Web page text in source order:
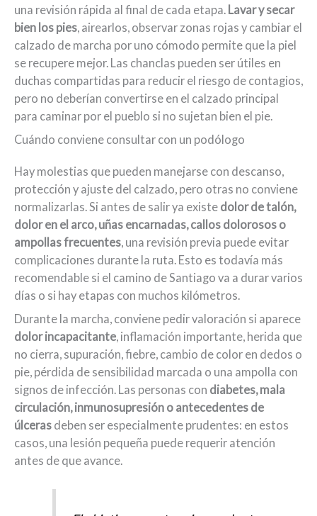
una revisión rápida al final de cada etapa. Lavar y secar
bien los pies, airearlos, observar zonas rojas y cambiar el
calzado de marcha por uno cómodo permite que la piel
se recupere mejor. Las chanclas pueden ser útiles en
duchas compartidas para reducir el riesgo de contagios,
pero no deberían convertirse en el calzado principal
para caminar por el pueblo si no sujetan bien el pie.
Cuándo conviene consultar con un podólogo
Hay molestias que pueden manejarse con descanso,
protección y ajuste del calzado, pero otras no conviene
normalizarlas. Si antes de salir ya existe dolor de talón,
dolor en el arco, uñas encarnadas, callos dolorosos o
ampollas frecuentes, una revisión previa puede evitar
complicaciones durante la ruta. Esto es todavía más
recomendable si el camino de Santiago va a durar varios
días o si hay etapas con muchos kilómetros.
Durante la marcha, conviene pedir valoración si aparece
dolor incapacitante, inflamación importante, herida que
no cierra, supuración, fiebre, cambio de color en dedos o
pie, pérdida de sensibilidad marcada o una ampolla con
signos de infección. Las personas con diabetes, mala
circulación, inmunosupresión o antecedentes de
úlceras deben ser especialmente prudentes: en estos
casos, una lesión pequeña puede requerir atención
antes de que avance.